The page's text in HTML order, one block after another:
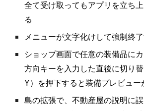
全て受け取ってもアプリを立ち
る
メニューが文字化けして強制終
ショップ画面で任意の装備品にカ
方向キーを入力した直後に切り
Y）を押下すると装備プレビュー
島の拡張で、不動産屋の説明に